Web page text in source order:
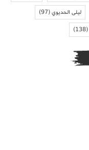
ليلى الحديوي(97)
(138)